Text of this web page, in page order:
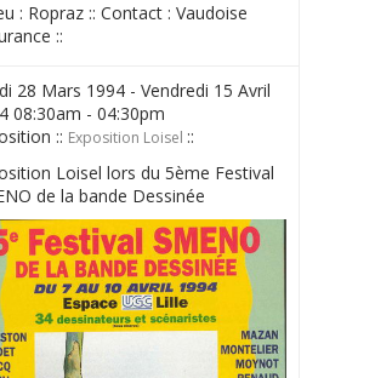
: Ropraz :: Contact : Vaudoise
::
28 Mars 1994 - Vendredi 15 Avril
08:30am - 04:30pm
:: Exposition Loisel ::
Loisel lors du 5ème Festival
de la bande Dessinée